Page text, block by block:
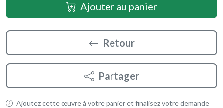
Ajouter au panier
Retour
Partager
Ajoutez cette œuvre à votre panier et finalisez votre demande